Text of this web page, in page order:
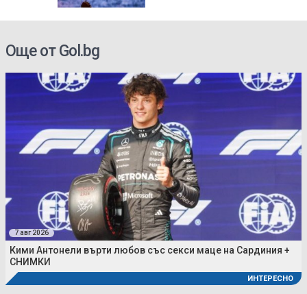
Още от Gol.bg
7 авг 2026
Кими Антонели върти любов със секси маце на Сардиния +
СНИМКИ
ИНТЕРЕСНО